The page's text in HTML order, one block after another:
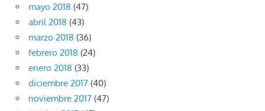
mayo 2018 (47)
abril 2018 (43)
marzo 2018 (36)
febrero 2018 (24)
enero 2018 (33)
diciembre 2017 (40)
noviembre 2017 (47)